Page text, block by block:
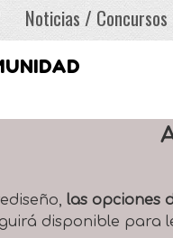
Noticias / Concursos
las opciones
disponible para